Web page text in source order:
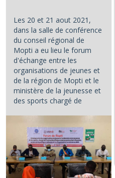
Les 20 et 21 aout 2021,
dans la salle de conférence
du conseil régional de
Mopti a eu lieu le forum
d'échange entre les
organisations de jeunes et
de la région de Mopti et le
ministère de la jeunesse et
des sports chargé de